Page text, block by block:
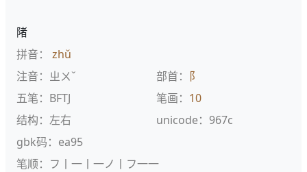
陼
拼音： zhǔ
注音：ㄓㄨˇ
部首： 阝
五笔：BFTJ
笔画： 10
结构：左右
unicode：967c
gbk码：ea95
笔顺：フ丨一丨一ノ丨フ一一